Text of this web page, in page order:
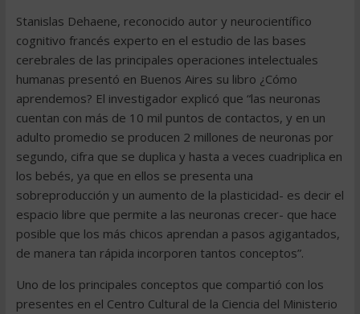
Stanislas Dehaene, reconocido autor y neurocientífico
cognitivo francés experto en el estudio de las bases
cerebrales de las principales operaciones intelectuales
humanas presentó en Buenos Aires su libro ¿Cómo
aprendemos? El investigador explicó que “las neuronas
cuentan con más de 10 mil puntos de contactos, y en un
adulto promedio se producen 2 millones de neuronas por
segundo, cifra que se duplica y hasta a veces cuadriplica en
los bebés, ya que en ellos se presenta una
sobreproducción y un aumento de la plasticidad- es decir el
espacio libre que permite a las neuronas crecer- que hace
posible que los más chicos aprendan a pasos agigantados,
de manera tan rápida incorporen tantos conceptos”.
Uno de los principales conceptos que compartió con los
presentes en el Centro Cultural de la Ciencia del Ministerio